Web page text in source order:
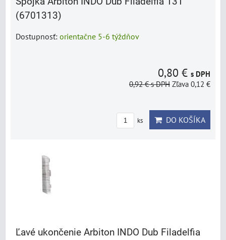
(6701313)
Dostupnosť: orientačne 5-6 týždňov
0,80 € s DPH
0,92 €s DPH Zľava 0,12 €
ks DO KOŠÍKA
Ľavé ukončenie Arbiton INDO Dub Filadelfia